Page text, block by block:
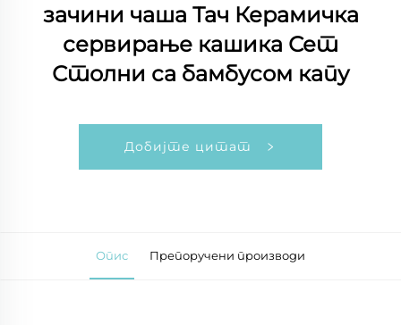
зачини чаша Тач Керамичка
сервирање кашика Сет
Столни са бамбусом капу
Добијте цитат
Опис Препоручени производи